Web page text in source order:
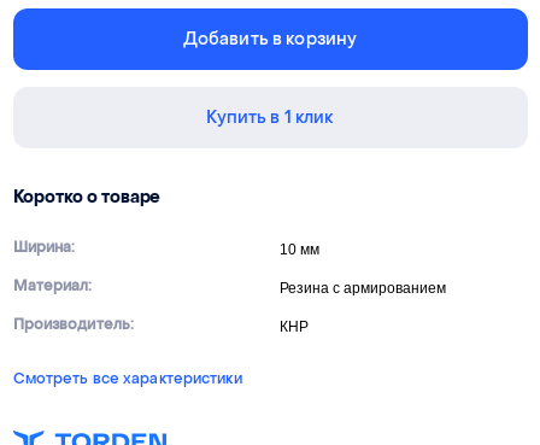
Добавить в корзину
Купить в 1 клик
Коротко о товаре
Ширина: 10 мм
Материал: Резина с армированием
Производитель: КНР
Смотреть все характеристики